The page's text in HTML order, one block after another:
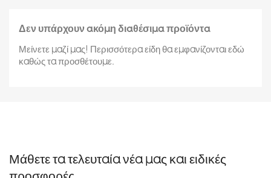
Δεν υπάρχουν ακόμη διαθέσιμα προϊόντα
Μείνετε μαζί μας! Περισσότερα είδη θα εμφανίζονται εδώ
καθώς τα προσθέτουμε.
Μάθετε τα τελευταία νέα μας και ειδικές